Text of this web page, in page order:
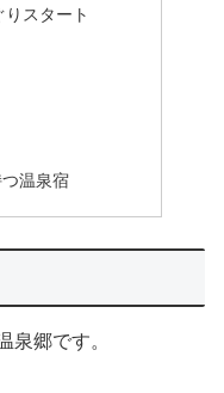
スタート
温泉宿
泉郷です。